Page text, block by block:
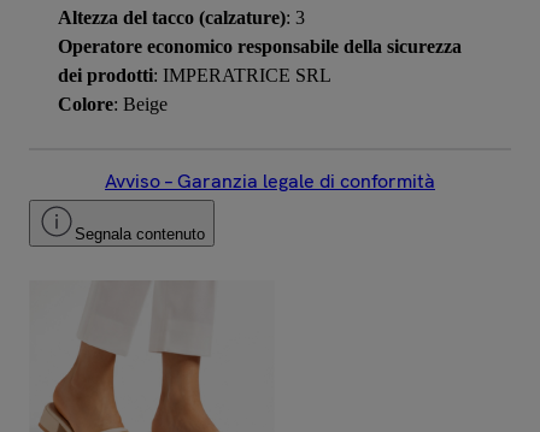
Altezza del tacco (calzature): 3
Operatore economico responsabile della sicurezza
dei prodotti: IMPERATRICE SRL
Colore: Beige
Avviso – Garanzia legale di conformità
Segnala contenuto